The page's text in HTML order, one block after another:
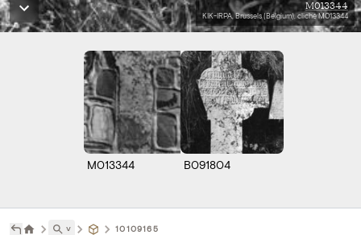
M013344
KIK-IRPA, Brussels (Belgium), cliché M013344
M013344 B091804
˅ 10109165